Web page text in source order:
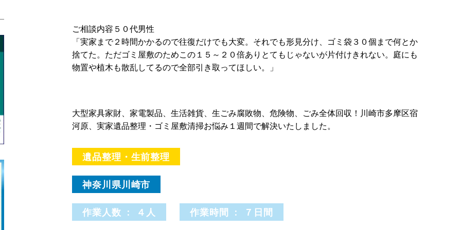
ご相談内容５０代男性
「実家まで２時間かかるので往復だけでも大変。それでも形見分け、ゴミ袋３０個まで何とか
捨てた。ただゴミ屋敷のためこの１５～２０倍ありとてもじゃないが片付けきれない。庭にも
物置や植木も散乱してるので全部引き取ってほしい。」
大型家具家財、家電製品、生活雑貨、生ごみ腐敗物、危険物、ごみ全体回収！川崎市多摩区宿
河原、実家遺品整理・ゴミ屋敷清掃お悩み１週間で解決いたしました。
遺品整理・生前整理
神奈川県川崎市
作業人数 : ４人 作業時間 : ７日間